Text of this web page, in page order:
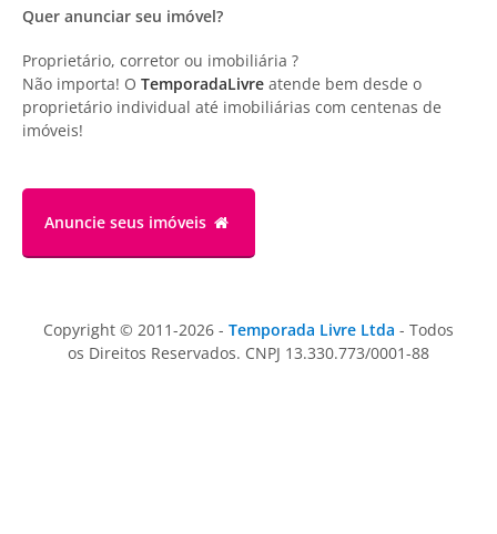
Quer anunciar seu imóvel?
Proprietário, corretor ou imobiliária ?
Não importa! O TemporadaLivre atende bem desde o
proprietário individual até imobiliárias com centenas de
imóveis!
Anuncie seus imóveis
Copyright © 2011-2026 - Temporada Livre Ltda - Todos
os Direitos Reservados. CNPJ 13.330.773/0001-88